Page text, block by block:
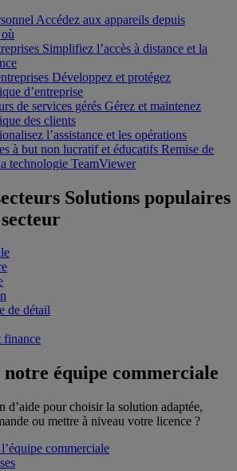
Accédez aux appareils depuis
Simplifiez l’accès à distance et la
Développez et protégez
d’entreprise
de services gérés Gérez et maintenez
des clients
l’assistance et les opérations
à but non lucratif et éducatifs Remise de
technologie TeamViewer
Solutions populaires
de détail
finance
équipe commerciale
d’aide pour choisir la solution adaptée,
ou mettre à niveau votre licence ?
commerciale